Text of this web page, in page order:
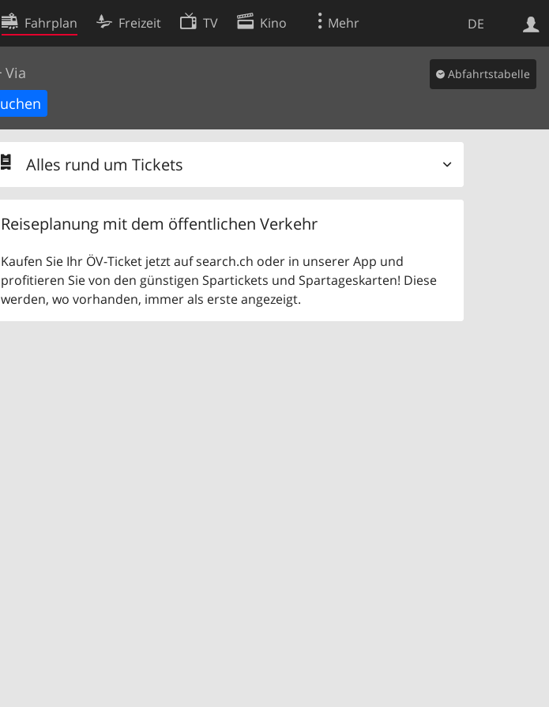
DE
Fahrplan Freizeit TV Kino Mehr
Via Abfahrtstabelle
Alles rund um Tickets
Reiseplanung mit dem öffentlichen Verkehr
Kaufen Sie Ihr ÖV-Ticket jetzt auf search.ch oder in unserer App und
profitieren Sie von den günstigen Spartickets und Spartageskarten! Diese
werden, wo vorhanden, immer als erste angezeigt.
Cookie-Einstellungen